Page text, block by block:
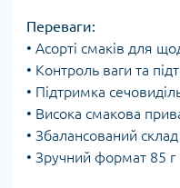
Переваги:
• Асорті смаків для
• Контроль ваги та
• Підтримка
• Висока смакова
• Збалансований склад
• Зручний формат 85 г